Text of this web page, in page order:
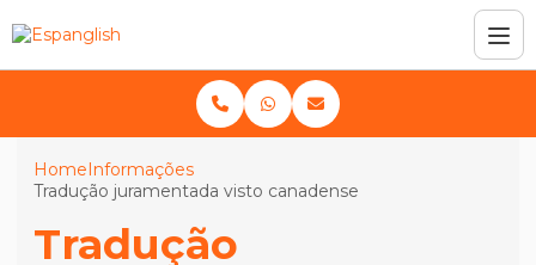
HomeInformações
Tradução juramentada visto canadense
Tradução